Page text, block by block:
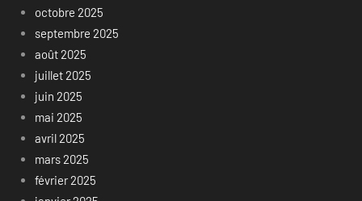
octobre 2025
septembre 2025
août 2025
juillet 2025
juin 2025
mai 2025
avril 2025
mars 2025
février 2025